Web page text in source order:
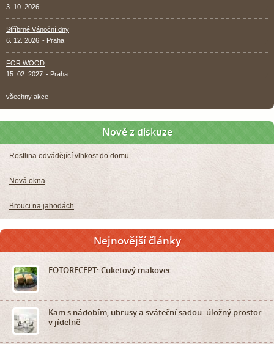
3. 10. 2026 -
Stříbrné Vánoční dny
6. 12. 2026 - Praha
FOR WOOD
15. 02. 2027 - Praha
všechny akce
Nově z diskuze
Rostlina odvádějící vlhkost do domu
Nová okna
Brouci na jahodách
Nejnovější články
FOTORECEPT: Cuketový makovec
Kam s nádobím, ubrusy a sváteční sadou: úložný prostor
v jídelně